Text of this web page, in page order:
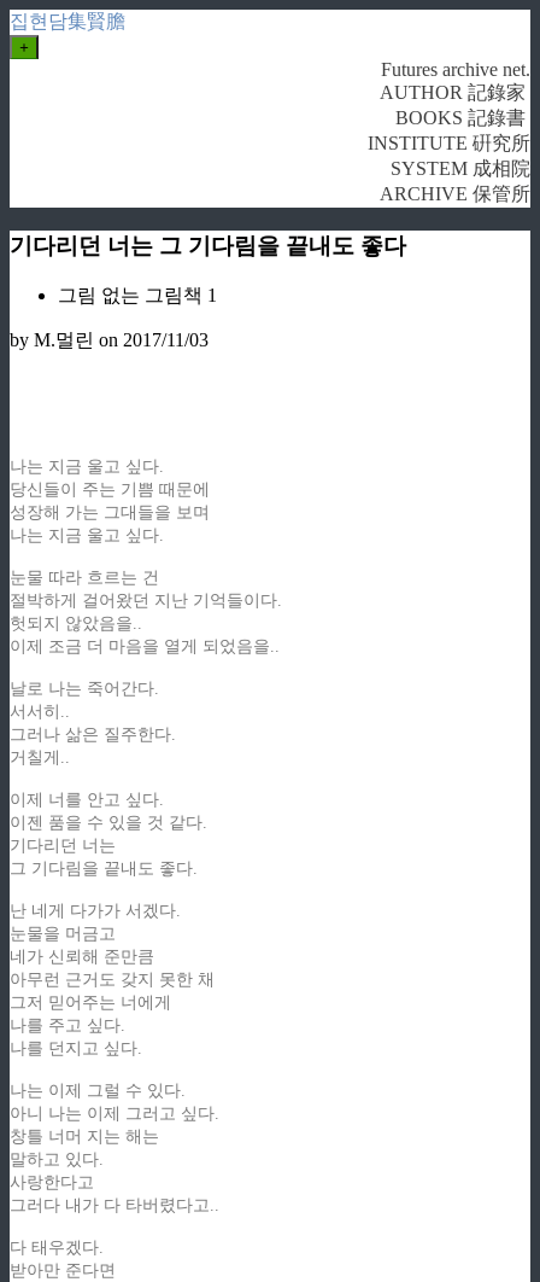
집현담集賢膽
+
Futures archive net.
AUTHOR 記錄家
BOOKS 記錄書
INSTITUTE 硏究所
SYSTEM 成相院
ARCHIVE 保管所
기다리던 너는 그 기다림을 끝내도 좋다
그림 없는 그림책 1
by M.멀린 on 2017/11/03
나는 지금 울고 싶다.
당신들이 주는 기쁨 때문에
성장해 가는 그대들을 보며
나는 지금 울고 싶다.
눈물 따라 흐르는 건
절박하게 걸어왔던 지난 기억들이다.
헛되지 않았음을..
이제 조금 더 마음을 열게 되었음을..
날로 나는 죽어간다.
서서히..
그러나 삶은 질주한다.
거칠게..
이제 너를 안고 싶다.
이젠 품을 수 있을 것 같다.
기다리던 너는
그 기다림을 끝내도 좋다.
난 네게 다가가 서겠다.
눈물을 머금고
네가 신뢰해 준만큼
아무런 근거도 갖지 못한 채
그저 믿어주는 너에게
나를 주고 싶다.
나를 던지고 싶다.
나는 이제 그럴 수 있다.
아니 나는 이제 그러고 싶다.
창틀 너머 지는 해는
말하고 있다.
사랑한다고
그러다 내가 다 타버렸다고..
다 태우겠다.
받아만 준다면